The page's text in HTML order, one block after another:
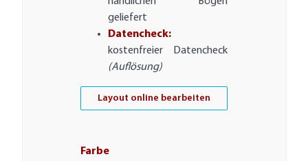
geliefert
Datencheck:
kostenfreier Datencheck
(Auflösung)
Layout online bearbeiten
Farbe